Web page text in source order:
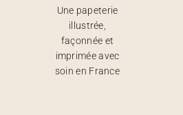
Une papeterie
illustrée,
façonnée et
imprimée avec
soin en France